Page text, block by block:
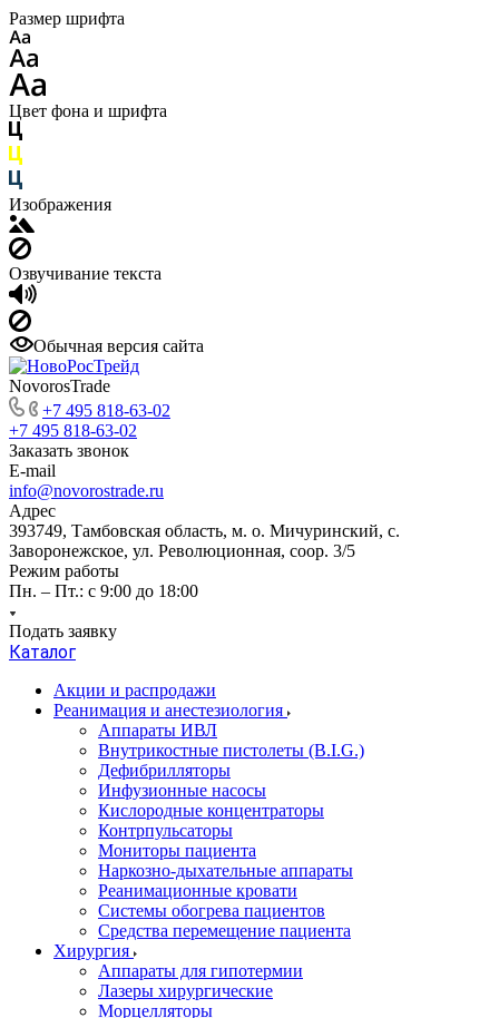
Размер шрифта
Цвет фона и шрифта
Изображения
Озвучивание текста
Обычная версия сайта
NovorosTrade
+7 495 818-63-02
+7 495 818-63-02
Заказать звонок
E-mail
info@novorostrade.ru
Адрес
393749, Тамбовская область, м. о. Мичуринский, с.
Заворонежское, ул. Революционная, соор. 3/5
Режим работы
Пн. – Пт.: с 9:00 до 18:00
Подать заявку
Каталог
Акции и распродажи
Реанимация и анестезиология
Аппараты ИВЛ
Внутрикостные пистолеты (B.I.G.)
Дефибрилляторы
Инфузионные насосы
Кислородные концентраторы
Контрпульсаторы
Мониторы пациента
Наркозно-дыхательные аппараты
Реанимационные кровати
Системы обогрева пациентов
Средства перемещение пациента
Хирургия
Аппараты для гипотермии
Лазеры хирургические
Морцелляторы